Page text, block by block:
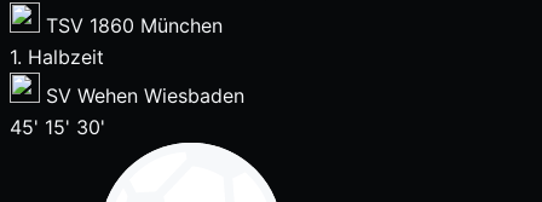
TSV 1860 München
1. Halbzeit
SV Wehen Wiesbaden
45' 15' 30'